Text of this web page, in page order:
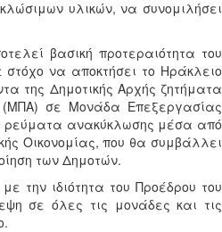
υλικών, να συνομιλήσει
βασική προτεραιότητα του
στόχο να αποκτήσει το Ηράκλειο
της Δημοτικής Αρχής ζητήματα
(ΜΠΑ) σε Μονάδα Επεξεργασίας
ρεύματα ανακύκλωσης μέσα από
Οικονομίας, που θα συμβάλλει
των Δημοτών.
την ιδιότητα του Προέδρου του
σε όλες τις μονάδες και τις